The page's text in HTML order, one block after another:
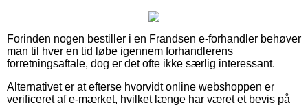
Forinden nogen bestiller i en Frandsen e-forhandler behøver
man til hver en tid løbe igennem forhandlerens
forretningsaftale, dog er det ofte ikke særlig interessant.
Alternativet er at efterse hvorvidt online webshoppen er
verificeret af e-mærket, hvilket længe har været et bevis på